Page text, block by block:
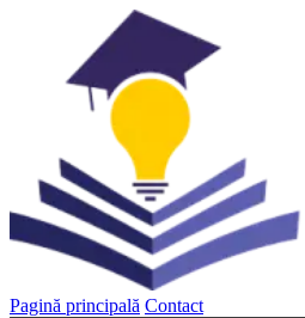
Pagină principală Contact